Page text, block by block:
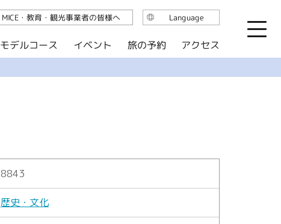
8843
歴史・文化
モデルコース イベント 旅の予約 アクセス
MICE・教育・観光事業者の皆様へ Language
English
简体中文